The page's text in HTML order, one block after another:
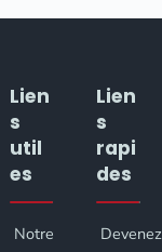
Lien
s
util
es
Notre
Lien
s
rapi
des
Devenez